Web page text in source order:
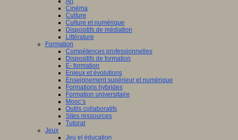
Cinéma
Culture
Culture et numérique
Dispositifs de médiation
Littérature
Formation
Compétences professionnelles
Dispositifs de formation
E- formation
Enjeux et évolutions
Enseignement supérieur et numérique
Formations hybrides
Formation universitaire
Mooc’s
Outils collaboratifs
Sites ressources
Tutorat
Jeux
Jeu et éducation